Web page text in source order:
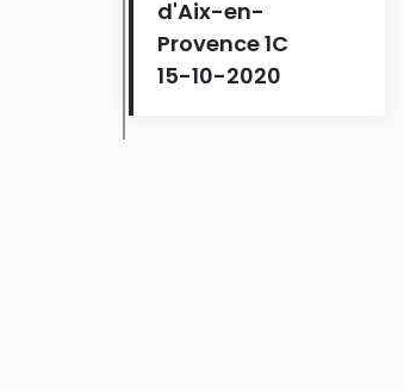
d'Aix-en-
Provence 1C
15-10-2020